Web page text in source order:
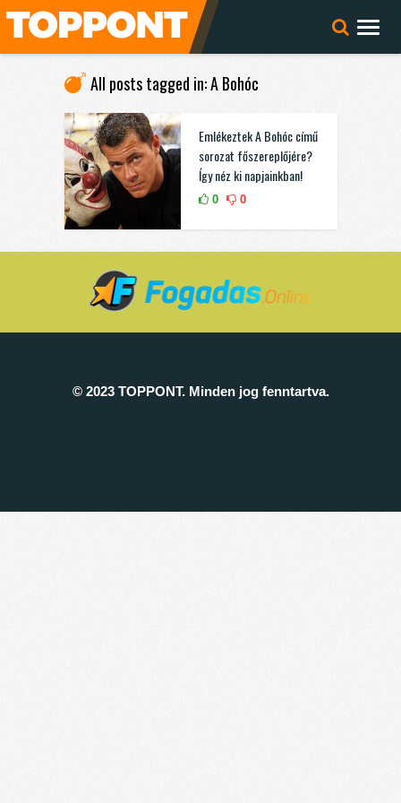
All posts tagged in: A Bohóc
Emlékeztek A Bohóc című
sorozat főszereplőjére?
Így néz ki napjainkban!
0 0
© 2023 TOPPONT. Minden jog fenntartva.